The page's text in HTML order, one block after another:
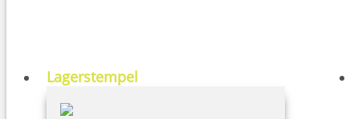
Lagerstempel